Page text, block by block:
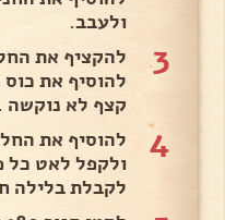
ולעבב.
3
להקציף את
להוסיף את
קצף לא נוקשה .
4
להוסיף את
ולקפל לאט כל
לקבלת בלילה